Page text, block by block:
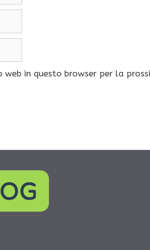
web in questo browser per la